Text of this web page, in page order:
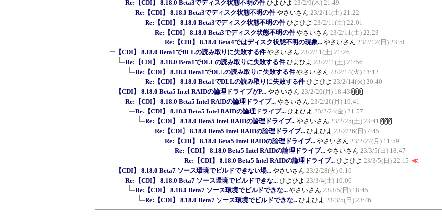
Re:【CDI】 8.18.0 Beta3でディスク状態不明の件 ひよひよ 23/2/9(木) 21:49
Re:【CDI】 8.18.0 Beta3でディスク状態不明の件 やさいさん 23/2/11(土) 21:22
Re:【CDI】 8.18.0 Beta3でディスク状態不明の件 ひよひよ 23/2/11(土) 22:01
Re:【CDI】 8.18.0 Beta3でディスク状態不明の件 やさいさん 23/2/11(土) 22:23
Re:【CDI】 8.18.0 Beta4ではディスク状態不明の現象... やさいさん 23/2/12(日) 23:50
【CDI】 8.18.0 Beta1でDLLの読み取りに失敗する件 やさいさん 23/2/11(土) 21:26
Re:【CDI】 8.18.0 Beta1でDLLの読み取りに失敗する件 ひよひよ 23/2/11(土) 21:56
Re:【CDI】 8.18.0 Beta1でDLLの読み取りに失敗する件 やさいさん 23/2/14(火) 13:12
Re:【CDI】 8.18.0 Beta1でDLLの読み取りに失敗する件 ひよひよ 23/2/14(火) 20:40
【CDI】 8.18.0 Beta5 Intel RAIDの論理ドライブがP... やさいさん 23/2/20(月) 18:43
Re:【CDI】 8.18.0 Beta5 Intel RAIDの論理ドライブ... やさいさん 23/2/20(月) 19:41
Re:【CDI】 8.18.0 Beta5 Intel RAIDの論理ドライブ... ひよひよ 23/2/24(金) 21:57
Re:【CDI】 8.18.0 Beta5 Intel RAIDの論理ドライブ... やさいさん 23/2/25(土) 23:41
Re:【CDI】 8.18.0 Beta5 Intel RAIDの論理ドライブ... ひよひよ 23/2/26(日) 7:45
Re:【CDI】 8.18.0 Beta5 Intel RAIDの論理ドライブ... やさいさん 23/2/27(月) 11:59
Re:【CDI】 8.18.0 Beta5 Intel RAIDの論理ドライブ... やさいさん 23/3/5(日) 18:47
Re:【CDI】 8.18.0 Beta5 Intel RAIDの論理ドライブ... ひよひよ 23/3/5(日) 22:15 ≪
【CDI】 8.18.0 Beta7 ソース環境でビルドできない場... やさいさん 23/2/28(火) 0:16
Re:【CDI】 8.18.0 Beta7 ソース環境でビルドできな... ひよひよ 23/3/4(土) 10:06
Re:【CDI】 8.18.0 Beta7 ソース環境でビルドできな... やさいさん 23/3/5(日) 18:45
Re:【CDI】 8.18.0 Beta7 ソース環境でビルドできな... ひよひよ 23/3/5(日) 23:46